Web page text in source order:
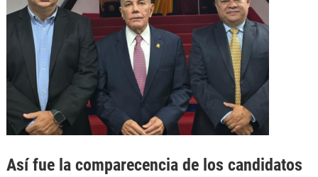
Así fue la comparecencia de los candidatos